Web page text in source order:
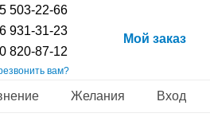
503-22-66
931-31-23
820-87-12
вам?
Мой заказ
Желания Вход